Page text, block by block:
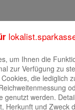
um Ihnen die
zur Verfügung zu
die lediglich
genutzt werden.
Herkunft und Zweck